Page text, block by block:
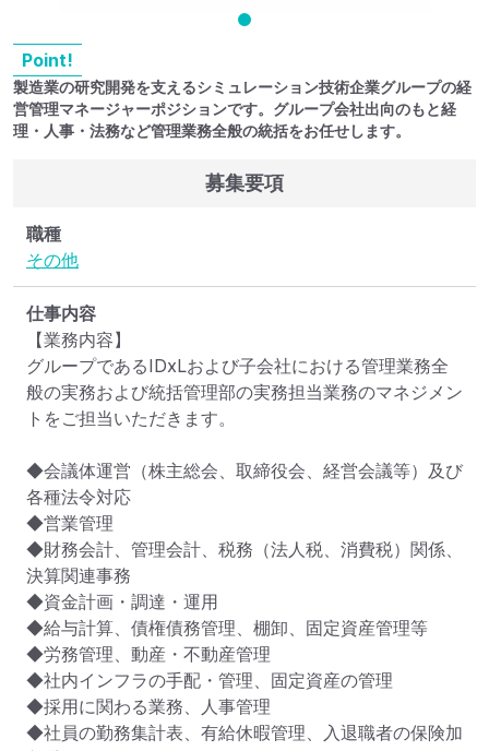
Point!
製造業の研究開発を支えるシミュレーション技術企業グループの経
営管理マネージャーポジションです。グループ会社出向のもと経
理・人事・法務など管理業務全般の統括をお任せします。
募集要項
職種
その他
仕事内容
【業務内容】
グループであるIDxLおよび子会社における管理業務全
般の実務および統括管理部の実務担当業務のマネジメン
トをご担当いただきます。
◆会議体運営（株主総会、取締役会、経営会議等）及び
各種法令対応
◆営業管理
◆財務会計、管理会計、税務（法人税、消費税）関係、
決算関連事務
◆資金計画・調達・運用
◆給与計算、債権債務管理、棚卸、固定資産管理等
◆労務管理、動産・不動産管理
◆社内インフラの手配・管理、固定資産の管理
◆採用に関わる業務、人事管理
◆社員の勤務集計表、有給休暇管理、入退職者の保険加